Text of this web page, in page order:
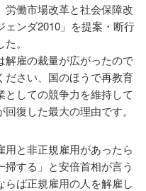
労働市場改革と社会保障改
ンダ2010」を提案・断行
。
解雇の裁量が広がったので
ださい、国のほうで再教育
としての競争力を維持して
復した最大の理由です。
用と非正規雇用があったら
掃する」と安倍首相が言う
ば正規雇用の人を解雇し